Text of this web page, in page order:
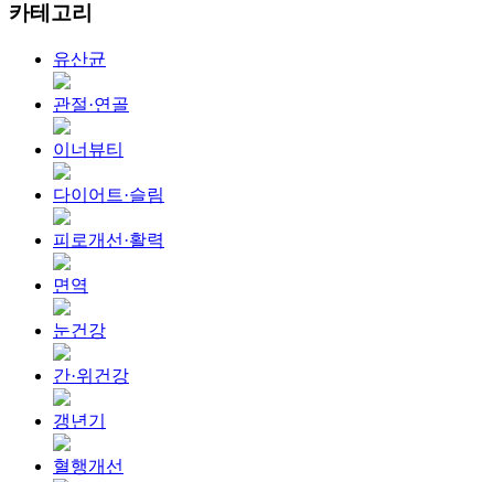
카테고리
유산균
관절·연골
이너뷰티
다이어트·슬림
피로개선·활력
면역
눈건강
간·위건강
갱년기
혈행개선